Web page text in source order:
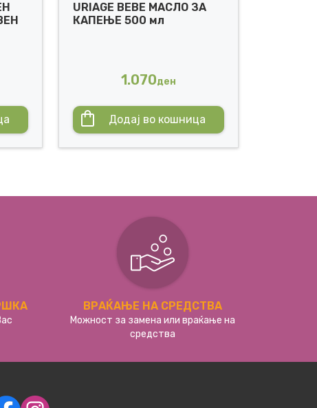
URIAGE BEBE МАСЛО ЗА
КАПЕЊЕ 500 мл
1.070ден
Додај во кошница
ВРАЌАЊЕ НА СРЕДСТВА
Можност за замена или враќање на
средства